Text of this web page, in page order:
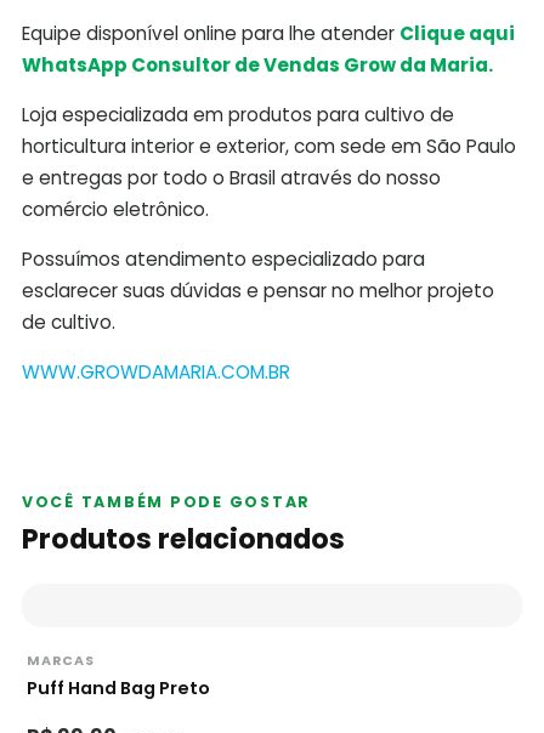
Equipe disponível online para lhe atender Clique aqui
WhatsApp Consultor de Vendas Grow da Maria.
Loja especializada em produtos para cultivo de
horticultura interior e exterior, com sede em São Paulo
e entregas por todo o Brasil através do nosso
comércio eletrônico.
Possuímos atendimento especializado para
esclarecer suas dúvidas e pensar no melhor projeto
de cultivo.
WWW.GROWDAMARIA.COM.BR
VOCÊ TAMBÉM PODE GOSTAR
Produtos relacionados
MARCAS
Puff Hand Bag Preto